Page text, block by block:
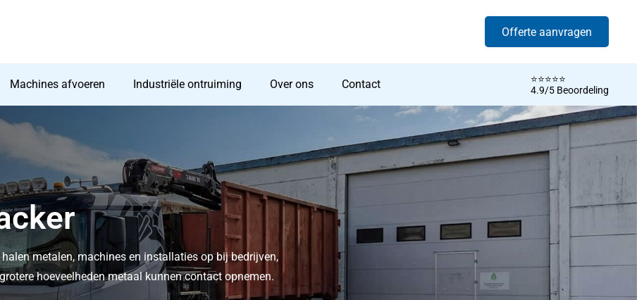
Offerte aanvragen
Machines afvoeren Industriële ontruiming Over ons Contact
⭐️⭐️⭐️⭐️⭐️
4.9/5 Beoordeling
metalen, machines en installaties op bij bedrijven,
hoeveelheden metaal kunnen contact opnemen.